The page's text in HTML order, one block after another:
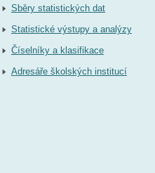
Sběry statistických dat
Statistické výstupy a analýzy
Číselníky a klasifikace
Adresáře školských institucí